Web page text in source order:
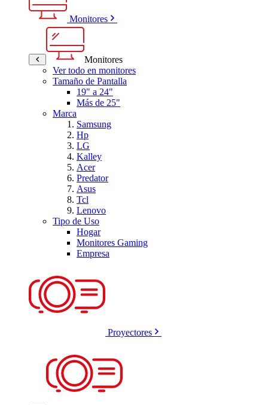
Monitores
Monitores
Ver todo en monitores
Tamaño de Pantalla
19" a 24"
Más de 25"
Marca
Samsung
Hp
LG
Kalley
Acer
Predator
Asus
Tcl
Lenovo
Tipo de Uso
Hogar
Monitores Gaming
Empresa
Proyectores